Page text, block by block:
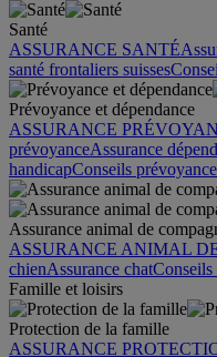
Santé
ASSURANCE SANTÉ
santé frontaliers suisses
Prévoyance et dépendance
ASSURANCE
prévoyanceAssurance
handicapConseils
Assurance animal de
ASSURANCE ANIMAL
chienAssurance chatConseils
Famille et loisirs
Protection de la famille
ASSURANCE